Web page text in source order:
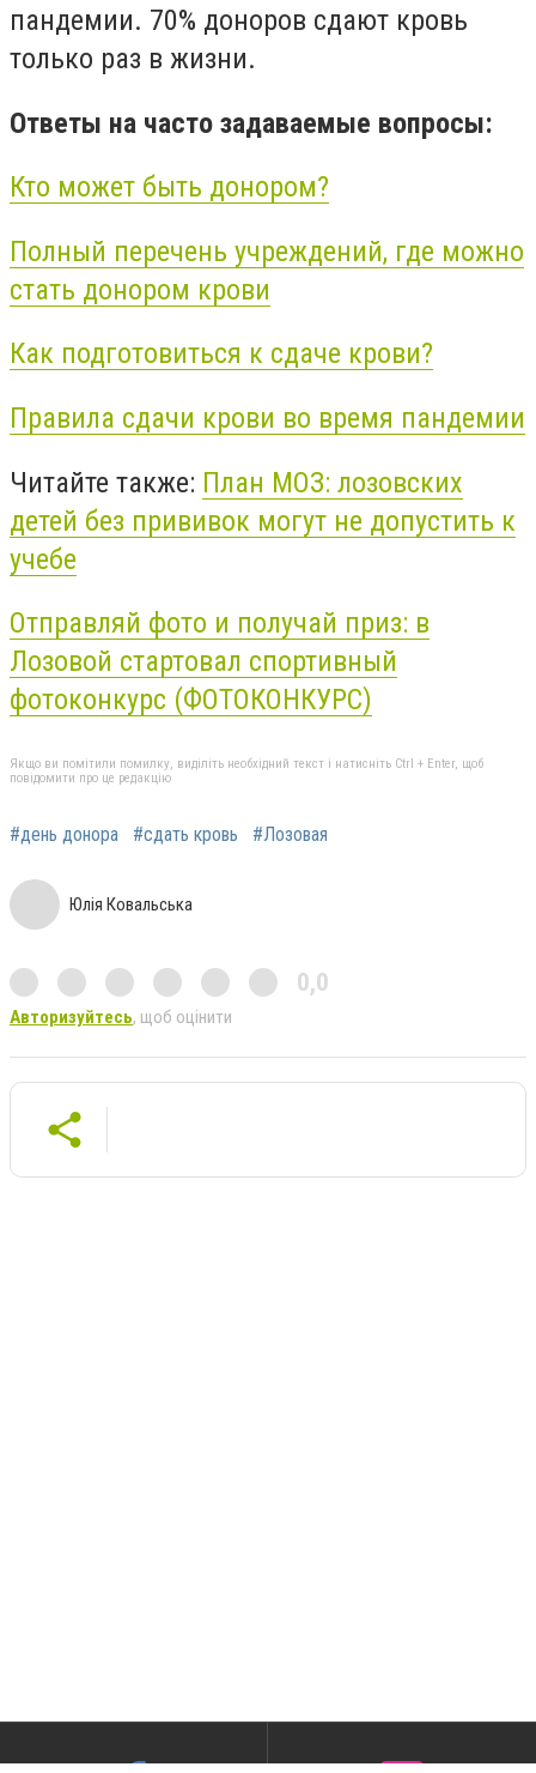
пандемии. 70% доноров сдают кровь
только раз в жизни.
Ответы на часто задаваемые вопросы:
Кто может быть донором?
Полный перечень учреждений, где можно
стать донором крови
Как подготовиться к сдаче крови?
Правила сдачи крови во время пандемии
Читайте также: План МОЗ: лозовских
детей без прививок могут не допустить к
учебе
Отправляй фото и получай приз: в
Лозовой стартовал спортивный
фотоконкурс (ФОТОКОНКУРС)
Якщо ви помітили помилку, виділіть необхідний текст і натисніть Ctrl + Enter, щоб
повідомити про це редакцію
#день донора #сдать кровь #Лозовая
Юлія Ковальська
0,0
Авторизуйтесь, щоб оцінити